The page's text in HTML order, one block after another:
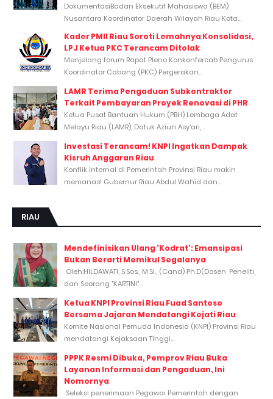
DokumentasiBadan Eksekutif Mahasiswa (BEM)
Nusantara Koordinator Daerah Wilayah Riau Kota...
Kader PMII Riau Soroti Lemahnya Konsolidasi,
LPJ Ketua PKC Terancam Ditolak
Menjelang forum Rapat Pleno Konkonfercab Pengurus
Koordinator Cabang (PKC) Pergerakan...
LAMR Terima Pengaduan Subkontraktor
Terkait Pembayaran Proyek Renovasi di PHR
Ketua Pusat Bantuan Hukum (PBH) Lembaga Adat
Melayu Riau (LAMR), Datuk Aziun Asy’ari,...
Investasi Terancam! KNPI Ingatkan Dampak
Kisruh Anggaran Riau
Konflik internal di Pemerintah Provinsi Riau makin
memanas! Gubernur Riau Abdul Wahid dan...
RIAU
Mendefinisikan Ulang 'Kodrat': Emansipasi
Bukan Berarti Memikul Segalanya
Oleh:HILDAWATI, S.Sos., M.Si., (Cand) Ph.D(Dosen, Peneliti,
dan Seorang "KARTINI"...
Ketua KNPI Provinsi Riau Fuad Santoso
Bersama Jajaran Mendatangi Kejati Riau
Komite Nasional Pemuda Indonesia (KNPI) Provinsi Riau
mendatangi Kejaksaan Tinggi...
PPPK Resmi Dibuka, Pemprov Riau Buka
Layanan Informasi dan Pengaduan, Ini
Nomornya
Seleksi penerimaan Pegawai Pemerintah dengan